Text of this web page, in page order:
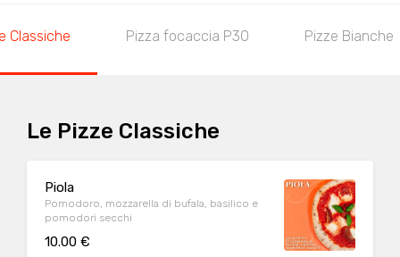
Classiche Pizza focaccia P30 Pizze Bianche
Le Pizze Classiche
Piola
Pomodoro, mozzarella di bufala, basilico e
pomodori secchi
10.00 €